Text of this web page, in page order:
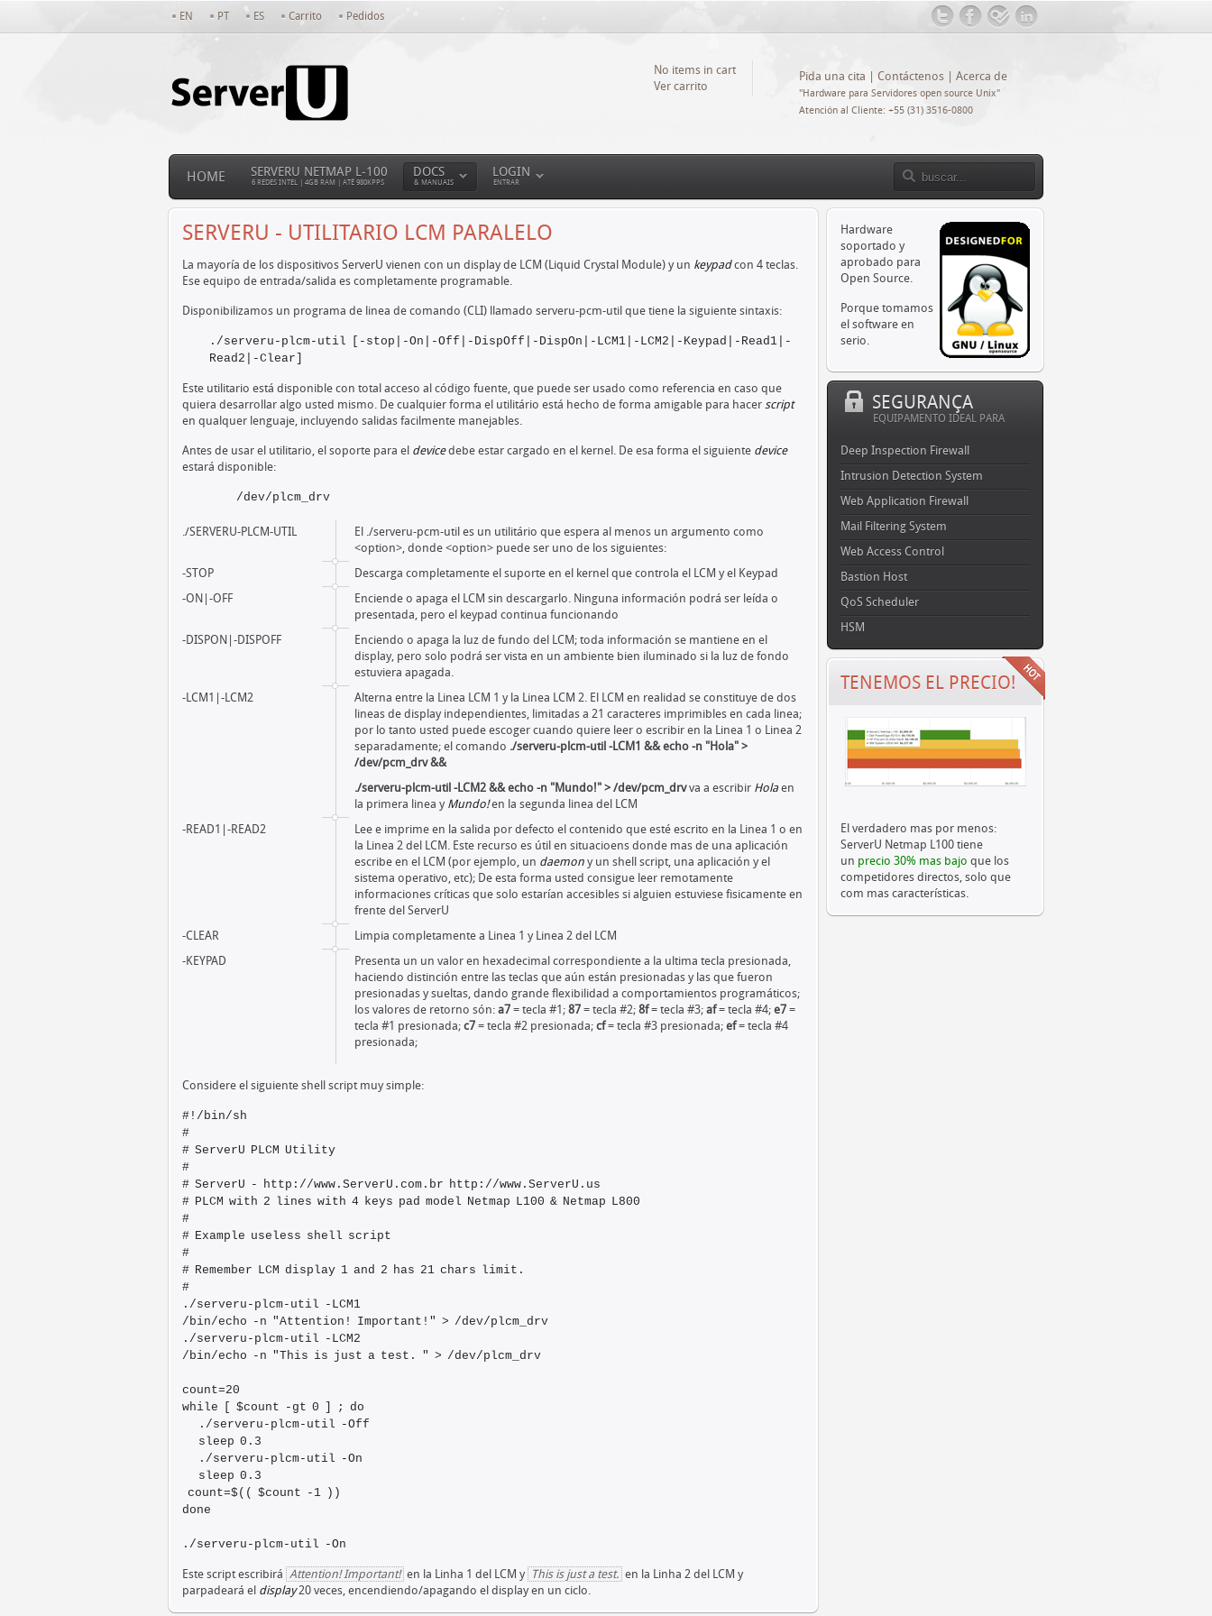
EN PT ES Carrito Pedidos @ServerUbrasil
FacebookFoursquare
Pida una cita Contáctenos Acerca de
"Hardware para Servidores open source Unix"
Atención al Cliente: +55 (31) 3516-0800
No items in cart
Ver carrito
HOME SERVERU NETMAP L-100
6 REDES INTEL | 4GB RAM | ATÉ 980KPPS
DOCS
& MANUAIS
LOGIN
ENTRAR
SERVERU - UTILITARIO LCM PARALELO
La mayoría de los dispositivos ServerU vienen con un display de LCM (Liquid Crystal Module) y un keypadcon 4 teclas.
Ese equipo de entrada/salida es completamente programable.
Disponibilizamos un programa de linea de comando (CLI) llamado serveru-pcm-util que tiene la siguiente sintaxis:
./serveru-plcm-util [-stop|-On|-Off|-DispOff|-DispOn|-LCM1|-LCM2|-Keypad|-Read1|-
Read2|-Clear]
Este utilitario está disponible con total acceso al código fuente, que puede ser usado como referencia en caso que
quiera desarrollar algo usted mismo. De cualquier forma el utilitário está hecho de forma amigable para hacer script
en qualquer lenguaje, incluyendo salidas facilmente manejables.
Antes de usar el utilitario, el soporte para el devicedebe estar cargado en el kernel. De esa forma el siguiente device
estará disponible:
/dev/plcm_drv
./SERVERU-PLCM-UTIL
El ./serveru-pcm-util es un utilitário que espera al menos un argumento como
<option>, donde <option> puede ser uno de los siguientes:
-STOP
Descarga completamente el suporte en el kernel que controla el LCM y el Keypad
-ON|-OFF
Enciende o apaga el LCM sin descargarlo. Ninguna información podrá ser leída o
presentada, pero el keypad continua funcionando
-DISPON|-DISPOFF
Enciendo o apaga la luz de fundo del LCM; toda información se mantiene en el
display, pero solo podrá ser vista en un ambiente bien iluminado si la luz de fondo
estuviera apagada.
-LCM1|-LCM2
Alterna entre la Linea LCM 1 y la Linea LCM 2. El LCM en realidad se constituye de dos
lineas de display independientes, limitadas a 21 caracteres imprimibles en cada linea;
por lo tanto usted puede escoger cuando quiere leer o escribir en la Linea 1 o Linea 2
separadamente; el comando ./serveru-plcm-util -LCM1 && echo -n "Hola" >
/dev/pcm_drv &&
./serveru-plcm-util -LCM2 && echo -n "Mundo!" > /dev/pcm_drvva a escribir Holaen
la primera linea y Mundo!en la segunda linea del LCM
-READ1|-READ2
Lee e imprime en la salida por defecto el contenido que esté escrito en la Linea 1 o en
la Linea 2 del LCM. Este recurso es útil en situacioens donde mas de una aplicación
escribe en el LCM (por ejemplo, un daemon y un shell script, una aplicación y el
sistema operativo, etc); De esta forma usted consigue leer remotamente
informaciones críticas que solo estarían accesibles si alguien estuviese fisicamente en
frente del ServerU
-CLEAR
Limpia completamente a Linea 1 y Linea 2 del LCM
-KEYPAD
Presenta un un valor en hexadecimal correspondiente a la ultima tecla presionada,
haciendo distinción entre las teclas que aún están presionadas y las que fueron
presionadas y sueltas, dando grande flexibilidad a comportamientos programáticos;
los valores de retorno són: a7 = tecla #1; 87 = tecla #2; 8f= tecla #3; af= tecla #4; e7 =
tecla #1 presionada; c7 = tecla #2 presionada; cf= tecla #3 presionada; ef= tecla #4
presionada;
Considere el siguiente shell script muy simple:
#!/bin/sh
#
# ServerU PLCM Utility
#
# ServerU - http://www.ServerU.com.br http://www.ServerU.us
# PLCM with 2 lines with 4 keys pad model Netmap L100 & Netmap L800
#
# Example useless shell script
#
# Remember LCM display 1 and 2 has 21 chars limit.
#
./serveru-plcm-util -LCM1
/bin/echo -n "Attention! Important!" > /dev/plcm_drv
./serveru-plcm-util -LCM2
/bin/echo -n "This is just a test. " > /dev/plcm_drv
count=20
while [ $count -gt 0 ] ; do
./serveru-plcm-util -Off
sleep 0.3
./serveru-plcm-util -On
sleep 0.3
count=$(( $count -1 ))
done
./serveru-plcm-util -On
Este script escribirá Attention! Important! en la Linha 1 del LCM y This is just a test. en la Linha 2 del LCM y
parpadeará el display20 veces, encendiendo/apagando el display en un ciclo.
Hardware
soportado y
aprobado para
Open Source.
Porque tomamos
el software en
serio.
SEGURANÇA
EQUIPAMENTO IDEAL PARA
Deep Inspection Firewall
Intrusion Detection System
Web Application Firewall
Mail Filtering System
Web Access Control
Bastion Host
QoS Scheduler
HSM
TENEMOS EL PRECIO!
El verdadero mas por menos:
ServerU Netmap L100 tiene
un precio 30% mas bajo que los
competidores directos, solo que
com mas características.